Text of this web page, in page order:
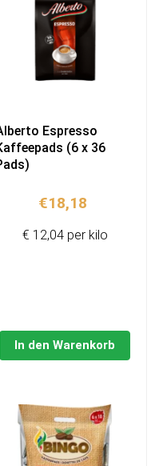
Espresso
(6 x 36
€18,18
In den Warenkorb
€ 12,04 per kilo